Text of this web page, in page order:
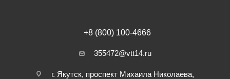
+8 (800) 100-4666
355472@vtt14.ru
г. Якутск, проспект Михаила Николаева,